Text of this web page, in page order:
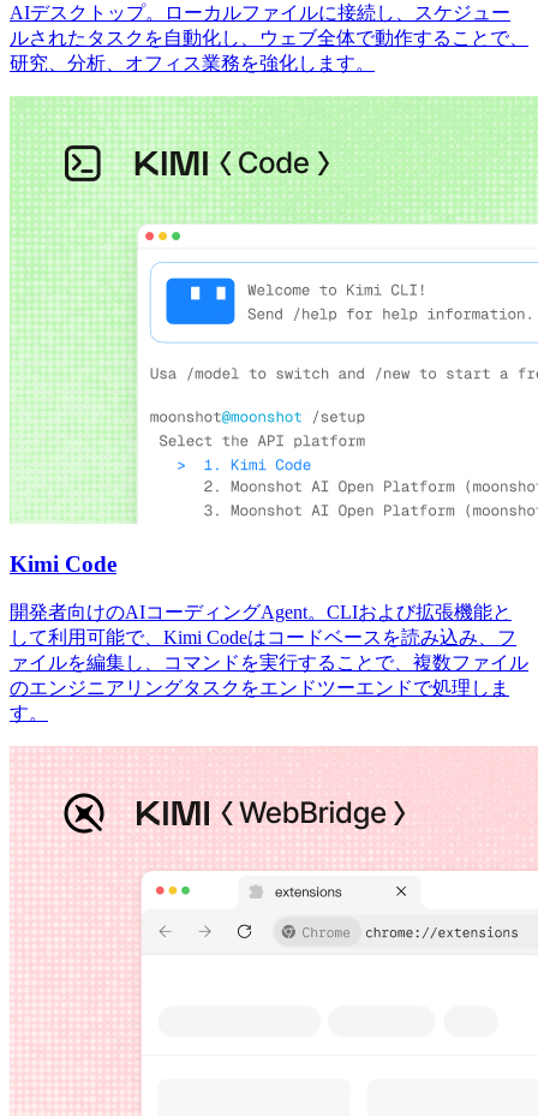
AIデスクトップ。ローカルファイルに接続し、スケジュー
ルされたタスクを自動化し、ウェブ全体で動作することで、
研究、分析、オフィス業務を強化します。
Kimi Code
開発者向けのAIコーディングAgent。CLIおよび拡張機能と
して利用可能で、Kimi Codeはコードベースを読み込み、フ
ァイルを編集し、コマンドを実行することで、複数ファイル
のエンジニアリングタスクをエンドツーエンドで処理しま
す。